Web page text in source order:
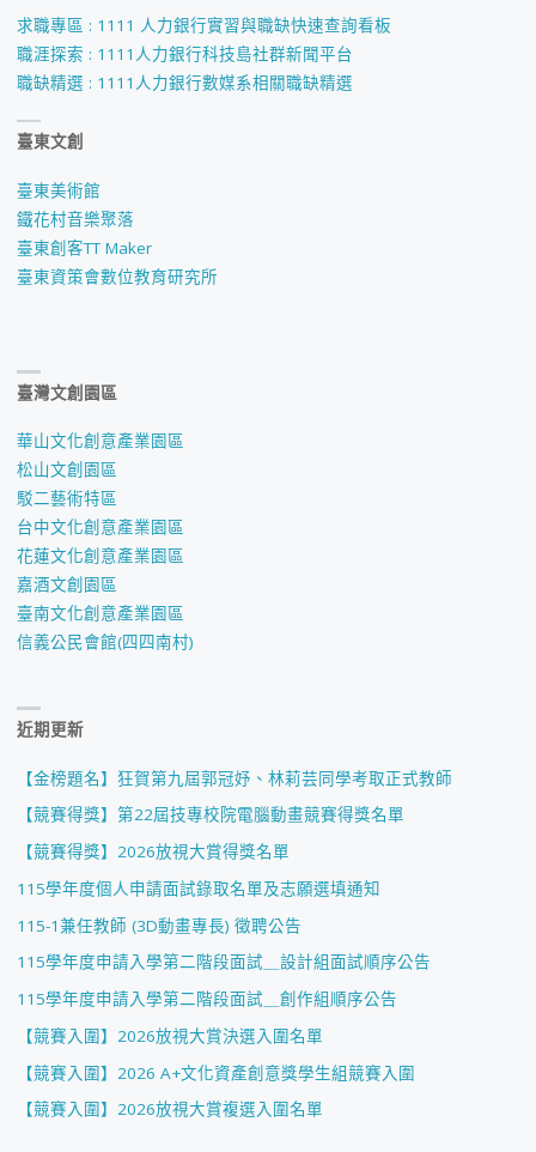
求職專區 : 1111 人力銀行實習與職缺快速查詢看板
職涯探索 : 1111人力銀行科技島社群新聞平台
職缺精選 : 1111人力銀行數媒系相關職缺精選
臺東文創
臺東美術館
鐵花村音樂聚落
臺東創客TT Maker
臺東資策會數位教育研究所
臺灣文創園區
華山文化創意產業園區
松山文創園區
駁二藝術特區
台中文化創意產業園區
花蓮文化創意產業園區
嘉酒文創園區
臺南文化創意產業園區
信義公民會館(四四南村)
近期更新
【金榜題名】狂賀第九屆郭冠妤、林莉芸同學考取正式教師
【競賽得獎】第22屆技專校院電腦動畫競賽得獎名單
【競賽得獎】2026放視大賞得獎名單
115學年度個人申請面試錄取名單及志願選填通知
115-1兼任教師 (3D動畫專長) 徵聘公告
115學年度申請入學第二階段面試＿設計組面試順序公告
115學年度申請入學第二階段面試＿創作組順序公告
【競賽入圍】2026放視大賞決選入圍名單
【競賽入圍】2026 A+文化資產創意獎學生組競賽入圍
【競賽入圍】2026放視大賞複選入圍名單